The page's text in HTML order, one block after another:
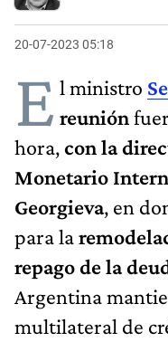
20-07-2023 05:18
E l ministro
reunión
hora,con la
Monetario
Georgieva, en
para la
repago de la
Argentina
multilateral de